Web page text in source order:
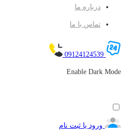
درباره ما
تماس با ما
09124124539
Enable Dark Mode
ورود یا ثبت نام